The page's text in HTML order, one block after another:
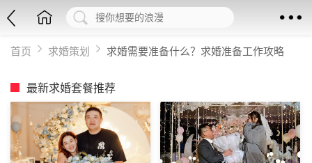
首页 求婚策划 求婚需要准备什么？求婚准备工作攻略
最新求婚套餐推荐